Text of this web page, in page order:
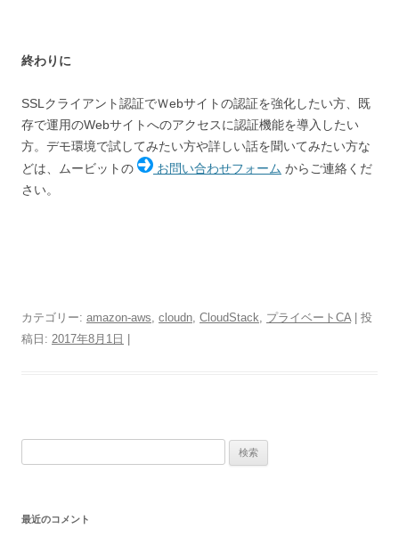
終わりに
SSLクライアント認証でＷebサイトの認証を強化したい方、既
存で運用のWebサイトへのアクセスに認証機能を導入したい
方。デモ環境で試してみたい方や詳しい話を聞いてみたい方な
どは、ムービットの
お問い合わせフォーム からご連絡くだ
さい。
カテゴリー: amazon-aws cloudn CloudStack プライベートCA | 投
稿日: 2017年8月1日
最近のコメント